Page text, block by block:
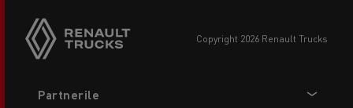
copyright 2026 Renault Trucks
menu
Partnerile